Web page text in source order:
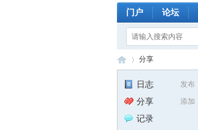
门户 论坛
分享
发布
日志
添加
分享
记录